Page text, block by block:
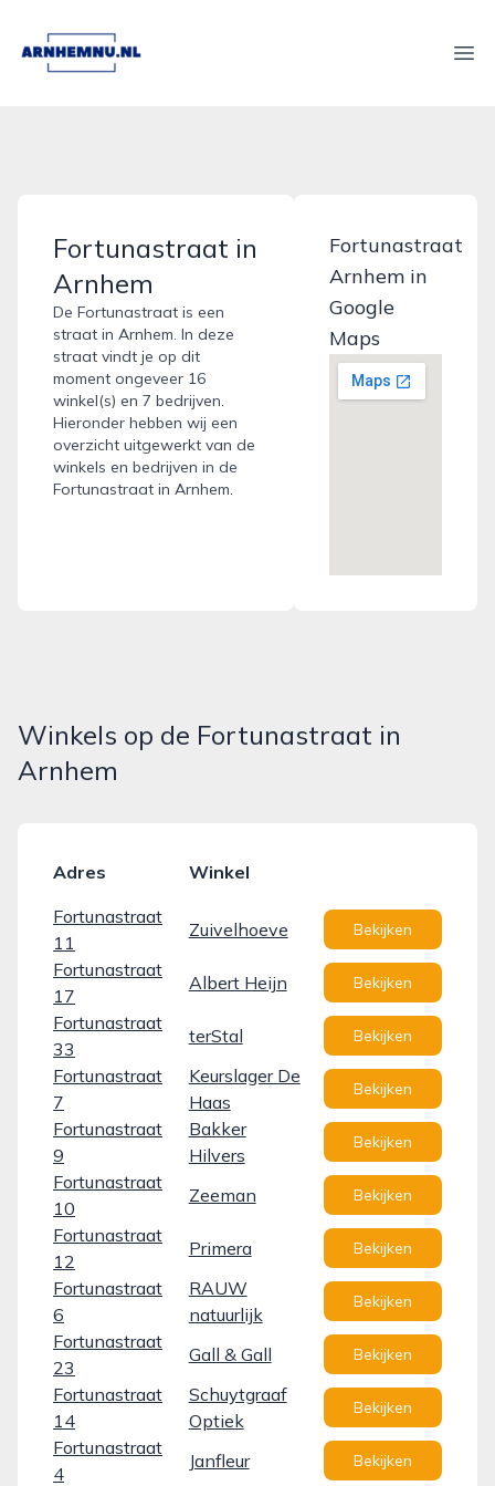
arnhemnu.nl
Fortunastraat in
Arnhem
De Fortunastraat is een
straat in Arnhem. In deze
straat vindt je op dit
moment ongeveer 16
winkel(s) en 7 bedrijven.
Hieronder hebben wij een
overzicht uitgewerkt van de
winkels en bedrijven in de
Fortunastraat in Arnhem.
Fortunastraat
Arnhem in
Google
Maps
Winkels op de Fortunastraat in
Arnhem
Adres
Winkel
Fortunastraat
11
Zuivelhoeve Bekijken
Fortunastraat
17
Albert Heijn Bekijken
Fortunastraat
33
terStal Bekijken
Fortunastraat
7
Keurslager De
Haas
Bekijken
Fortunastraat
9
Bakker
Hilvers
Bekijken
Fortunastraat
10
Zeeman Bekijken
Fortunastraat
12
Primera Bekijken
Fortunastraat
6
RAUW
natuurlijk
Bekijken
Fortunastraat
23
Gall & Gall Bekijken
Fortunastraat
14
Schuytgraaf
Optiek
Bekijken
Fortunastraat
4
Janfleur Bekijken